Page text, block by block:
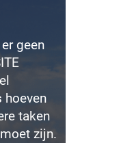
geen
hoeven
taken
zijn.